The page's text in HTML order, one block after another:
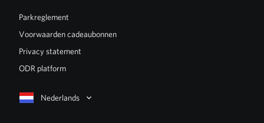
Nederlands
Parkreglement
Voorwaarden cadeaubonnen
Privacy statement
ODR platform